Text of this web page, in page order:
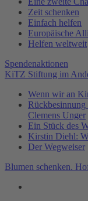
Zeit schenken
Einfach helfen
Europäische
Helfen weltweit
Spendenaktionen
KiTZ Stiftung im
Wenn wir an
Clemens Unger
Ein Stück des
Kirstin Diehl:
Der Wegweiser
Blumen schenken.